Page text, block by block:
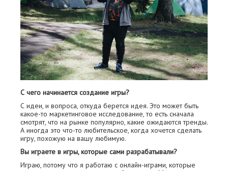
С чего начинается создание игры?
С идеи, и вопроса, откуда берется идея. Это может быть
какое-то маркетинговое исследование, то есть сначала
смотрят, что на рынке популярно, какие ожидаются тренды.
А иногда это что-то любительское, когда хочется сделать
игру, похожую на вашу любимую.
Вы играете в игры, которые сами разрабатывали?
Играю, потому что я работаю с онлайн-играми, которые